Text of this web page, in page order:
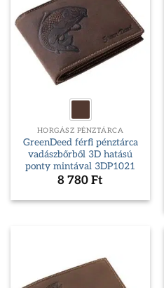
HORGÁSZ PÉNZTÁRCA
GreenDeed férfi pénztárca
vadászbőrből 3D hatású
ponty mintával 3DP1021
8 780 Ft